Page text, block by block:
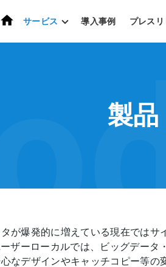
ホーム
サービス 導入事例 プレスリ
製品
が爆発的に増えている現在では
ザーローカルでは、ビッグデー
なデザインやキャッチコピー等の